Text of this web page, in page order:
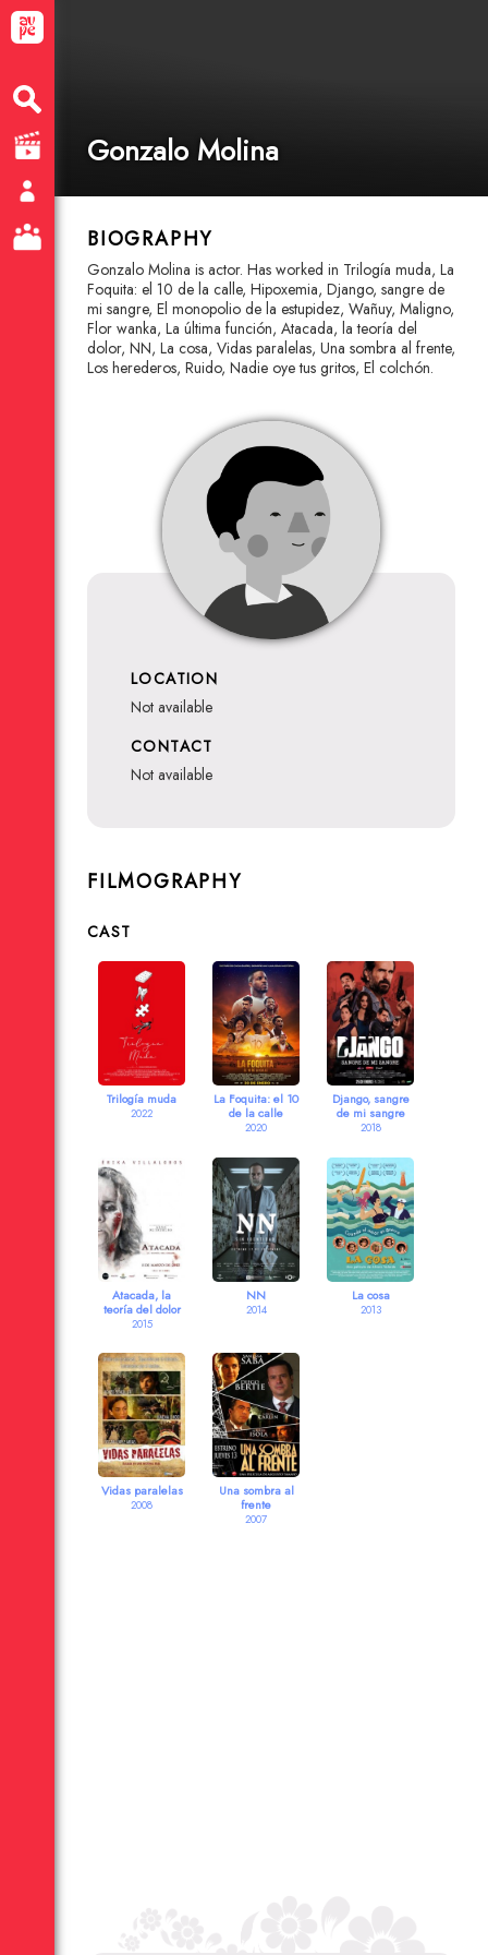
Gonzalo Molina
BIOGRAPHY
Gonzalo Molina is actor. Has worked in Trilogía muda, La
Foquita: el 10 de la calle, Hipoxemia, Django, sangre de
mi sangre, El monopolio de la estupidez, Wañuy, Maligno,
Flor wanka, La última función, Atacada, la teoría del
dolor, NN, La cosa, Vidas paralelas, Una sombra al frente,
Los herederos, Ruido, Nadie oye tus gritos, El colchón.
LOCATION
not available
CONTACT
not available
FILMOGRAPHY
CAST
Trilogía muda
2022
La Foquita: el 10
de la calle
2020
Django, sangre
de mi sangre
2018
Atacada, la
teoría del dolor
2015
NN
2014
La cosa
2013
Vidas paralelas
2008
Una sombra al
frente
2007